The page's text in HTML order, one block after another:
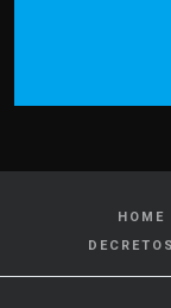
HOME